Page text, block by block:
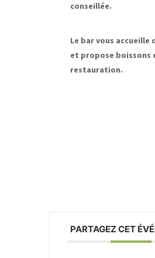
conseillée.
Le bar vous accueille
et propose
restauration.
PARTAGEZ CET